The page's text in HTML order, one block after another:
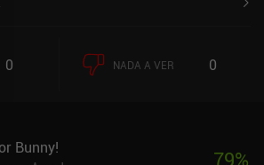
congelar todos os inimigos. Também
adicionais, como a capacidade de esmagar
lo é o único desvio do caminho linear de
0 NADA A VER 0
Bunny! 79%